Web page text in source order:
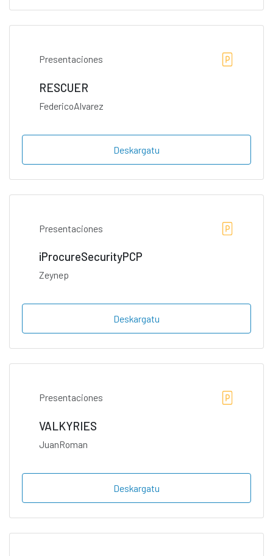
Presentaciones
RESCUER
FedericoAlvarez
Deskargatu
Presentaciones
iProcureSecurityPCP
Zeynep
Deskargatu
Presentaciones
VALKYRIES
JuanRoman
Deskargatu